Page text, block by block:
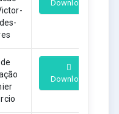
Download
Download